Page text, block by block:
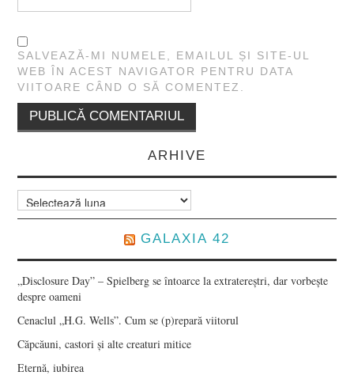
SALVEAZĂ-MI NUMELE, EMAILUL ȘI SITE-UL
WEB ÎN ACEST NAVIGATOR PENTRU DATA
VIITOARE CÂND O SĂ COMENTEZ.
ARHIVE
Arhive
GALAXIA 42
„Disclosure Day” – Spielberg se întoarce la extratereștri, dar vorbește
despre oameni
Cenaclul „H.G. Wells”. Cum se (p)repară viitorul
Căpcăuni, castori și alte creaturi mitice
Eternă, iubirea